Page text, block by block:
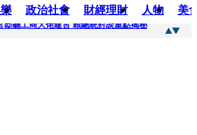
政治社會 財經理財 人物 美
邸聽工商大佬建言 賴總統對談重點揭秘